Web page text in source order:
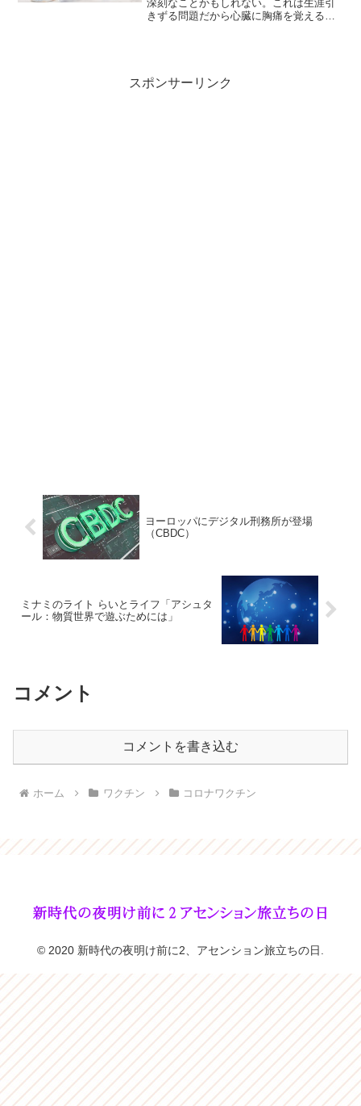
深刻なことかもしれない。これは生涯引
きずる問題だから心臓に胸痛を覚えるよ
スポンサーリンク
ヨーロッパにデジタル刑務所が登場
（CBDC）
ミナミのライト らいとライフ「アシュタ
ール：物質世界で遊ぶためには」
コメント
コメントを書き込む
ホーム ワクチン コロナワクチン
© 2020 新時代の夜明け前に2、アセンション旅立ちの日.